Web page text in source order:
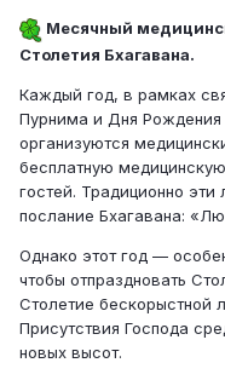
Месячный
Столетия Бхагавана.
Каждый год, в рамках
Пурнима и Дня
организуются
бесплатную
гостей. Традиционно
послание Бхагавана:
Однако этот год —
чтобы отпраздновать
Столетие бескорыстной
Присутствия Господа
новых высот.